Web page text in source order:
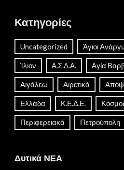
Κατηγορίες
Uncategorized Άγιοι
Ίλιον Α.Σ.Δ.Α. Αγία
Αιγάλεω Αιρετικά
Ελλάδα Κ.Ε.Δ.Ε.
Περιφερειακά Πετρούπολη
Δυτικά ΝΕΑ